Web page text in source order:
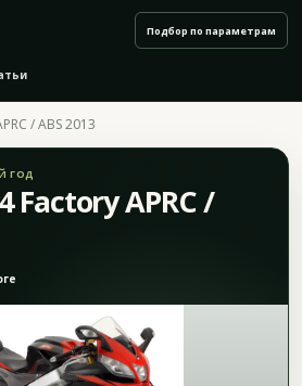
Подбор по параметрам
/ ABS 2013
ГОД
Factory APRC /